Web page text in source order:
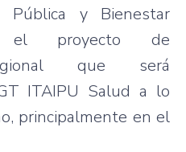
Pública y Bienestar
el proyecto de
que será
ITAIPU Salud a lo
principalmente en el